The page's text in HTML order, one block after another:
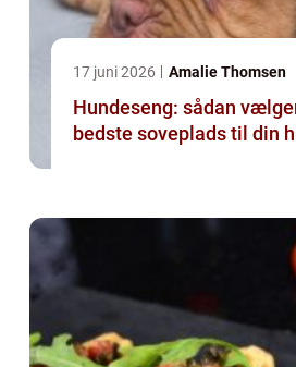
17 juni 2026 Amalie Thomsen
Hundeseng: sådan
bedste soveplads til din